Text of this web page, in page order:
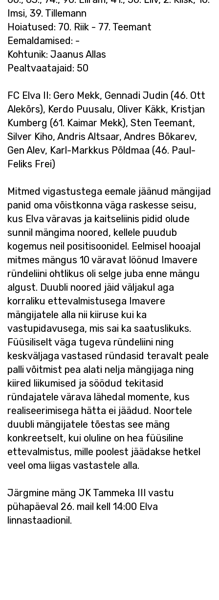
Imsi, 39. Tillemann
Hoiatused: 70. Riik - 77. Teemant
Eemaldamised: -
Kohtunik: Jaanus Allas
Pealtvaatajaid: 50
FC Elva II: Gero Mekk, Gennadi Judin (46. Ott
Alekõrs), Kerdo Puusalu, Oliver Käkk, Kristjan
Kumberg (61. Kaimar Mekk), Sten Teemant,
Silver Kiho, Andris Altsaar, Andres Bõkarev,
Gen Alev, Karl-Markkus Põldmaa (46. Paul-
Feliks Frei)
Mitmed vigastustega eemale jäänud mängijad
panid oma võistkonna väga raskesse seisu,
kus Elva väravas ja kaitseliinis pidid olude
sunnil mängima noored, kellele puudub
kogemus neil positisoonidel. Eelmisel hooajal
mitmes mängus 10 väravat löönud Imavere
ründeliini ohtlikus oli selge juba enne mängu
algust. Duubli noored jäid väljakul aga
korraliku ettevalmistusega Imavere
mängijatele alla nii kiiruse kui ka
vastupidavusega, mis sai ka saatuslikuks.
Füüsiliselt väga tugeva ründeliini ning
keskväljaga vastased ründasid teravalt peale
palli võitmist pea alati nelja mängijaga ning
kiired liikumised ja söödud tekitasid
ründajatele värava lähedal momente, kus
realiseerimisega hätta ei jäädud. Noortele
duubli mängijatele tõestas see mäng
konkreetselt, kui oluline on hea füüsiline
ettevalmistus, mille poolest jäädakse hetkel
veel oma liigas vastastele alla.
Järgmine mäng JK Tammeka III vastu
pühapäeval 26. mail kell 14:00 Elva
linnastaadionil.